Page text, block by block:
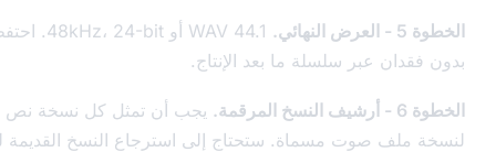
WAV 44.1 أو 48kHz، 24-bit. احتفظ بملفات المصدر
سلسلة ما بعد الإنتاج.
يجب أن تمثل كل نسخة نص قانوني خريطة
مسماة. ستحتاج إلى استرجاع النسخ القديمة لعمليات تدقيق